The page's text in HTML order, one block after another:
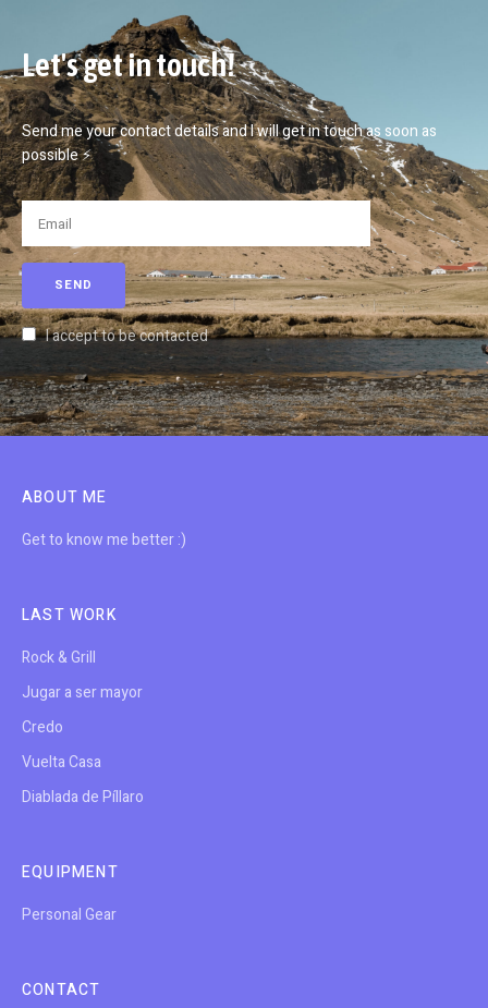
Let's get in touch!
Send me your contact details and I will get in touch as soon as
possible ⚡
I accept to be contacted
ABOUT ME
Get to know me better :)
LAST WORK
Rock & Grill
Jugar a ser mayor
Credo
Vuelta Casa
Diablada de Píllaro
EQUIPMENT
Personal Gear
CONTACT